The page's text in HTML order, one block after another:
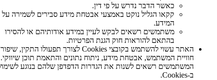
כאשר הדבר נדרש על פי דין.
קקאו הגליל נוקט באמצעי אבטחת מידע סבירים לשמירה על
המידע.
משתמשים רשאים לבקש לעיין במידע אודותיהם או להסירו
בהתאם להוראות חוק הגנת הפרטיות.
האתר עשוי להשתמש בקובצי Cookies לצורך תפעולו התקין, שיפור
חוויית המשתמש, אבטחת מידע, ניתוח נתונים והתאמת תוכן שיווקי.
המשתמשים רשאים לשנות את הגדרות הדפדפן שלהם בנוגע לשימוש
ב-Cookies.